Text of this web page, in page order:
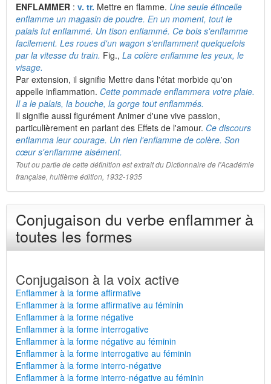
ENFLAMMER : v. tr. Mettre en flamme. Une seule étincelle
enflamme un magasin de poudre. En un moment, tout le
palais fut enflammé. Un tison enflammé. Ce bois s'enflamme
facilement. Les roues d'un wagon s'enflamment quelquefois
par la vitesse du train. Fig., La colère enflamme les yeux, le
visage.
Par extension, il signifie Mettre dans l'état morbide qu'on
appelle inflammation. Cette pommade enflammera votre plaie.
Il a le palais, la bouche, la gorge tout enflammés.
Il signifie aussi figurément Animer d'une vive passion,
particulièrement en parlant des Effets de l'amour. Ce discours
enflamma leur courage. Un rien l'enflamme de colère. Son
cœur s'enflamme aisément.
Tout ou partie de cette définition est extrait du Dictionnaire de l'Académie
française, huitième édition, 1932-1935
Conjugaison du verbe enflammer à
toutes les formes
Conjugaison à la voix active
Enflammer à la forme affirmative
Enflammer à la forme affirmative au féminin
Enflammer à la forme négative
Enflammer à la forme interrogative
Enflammer à la forme négative au féminin
Enflammer à la forme interrogative au féminin
Enflammer à la forme interro-négative
Enflammer à la forme interro-négative au féminin